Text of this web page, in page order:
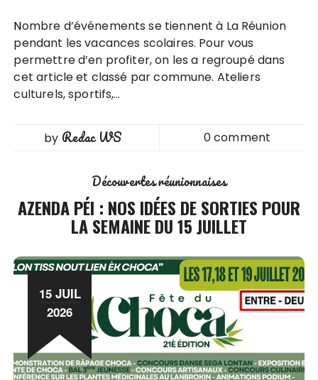
Nombre d’événements se tiennent à La Réunion
pendant les vacances scolaires. Pour vous
permettre d’en profiter, on les a regroupé dans
cet article et classé par commune. Ateliers
culturels, sportifs,…
by Redac WS 0 comment
Découvertes réunionnaises
AZENDA PÉI : NOS IDÉES DE SORTIES POUR
LA SEMAINE DU 15 JUILLET
15 JUIL
2026